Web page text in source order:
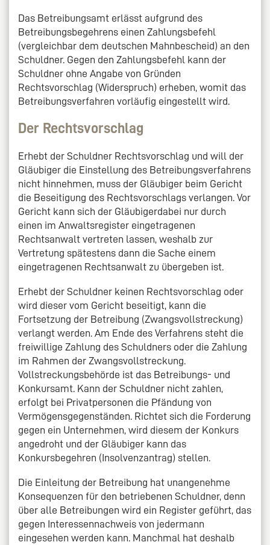
Das Betreibungsamt erlässt aufgrund des
Betreibungsbegehrens einen Zahlungsbefehl
(vergleichbar dem deutschen Mahnbescheid) an den
Schuldner. Gegen den Zahlungsbefehl kann der
Schuldner ohne Angabe von Gründen
Rechtsvorschlag (Widerspruch) erheben, womit das
Betreibungsverfahren vorläufig eingestellt wird.
Der Rechtsvorschlag
Erhebt der Schuldner Rechtsvorschlag und will der
Gläubiger die Einstellung des Betreibungsverfahrens
nicht hinnehmen, muss der Gläubiger beim Gericht
die Beseitigung des Rechtsvorschlags verlangen. Vor
Gericht kann sich der Gläubigerdabei nur durch
einen im Anwaltsregister eingetragenen
Rechtsanwalt vertreten lassen, weshalb zur
Vertretung spätestens dann die Sache einem
eingetragenen Rechtsanwalt zu übergeben ist.
Erhebt der Schuldner keinen Rechtsvorschlag oder
wird dieser vom Gericht beseitigt, kann die
Fortsetzung der Betreibung (Zwangsvollstreckung)
verlangt werden. Am Ende des Verfahrens steht die
freiwillige Zahlung des Schuldners oder die Zahlung
im Rahmen der Zwangsvollstreckung.
Vollstreckungsbehörde ist das Betreibungs- und
Konkursamt. Kann der Schuldner nicht zahlen,
erfolgt bei Privatpersonen die Pfändung von
Vermögensgegenständen. Richtet sich die Forderung
gegen ein Unternehmen, wird diesem der Konkurs
angedroht und der Gläubiger kann das
Konkursbegehren (Insolvenzantrag) stellen.
Die Einleitung der Betreibung hat unangenehme
Konsequenzen für den betriebenen Schuldner, denn
über alle Betreibungen wird ein Register geführt, das
gegen Interessennachweis von jedermann
eingesehen werden kann. Manchmal hat deshalb